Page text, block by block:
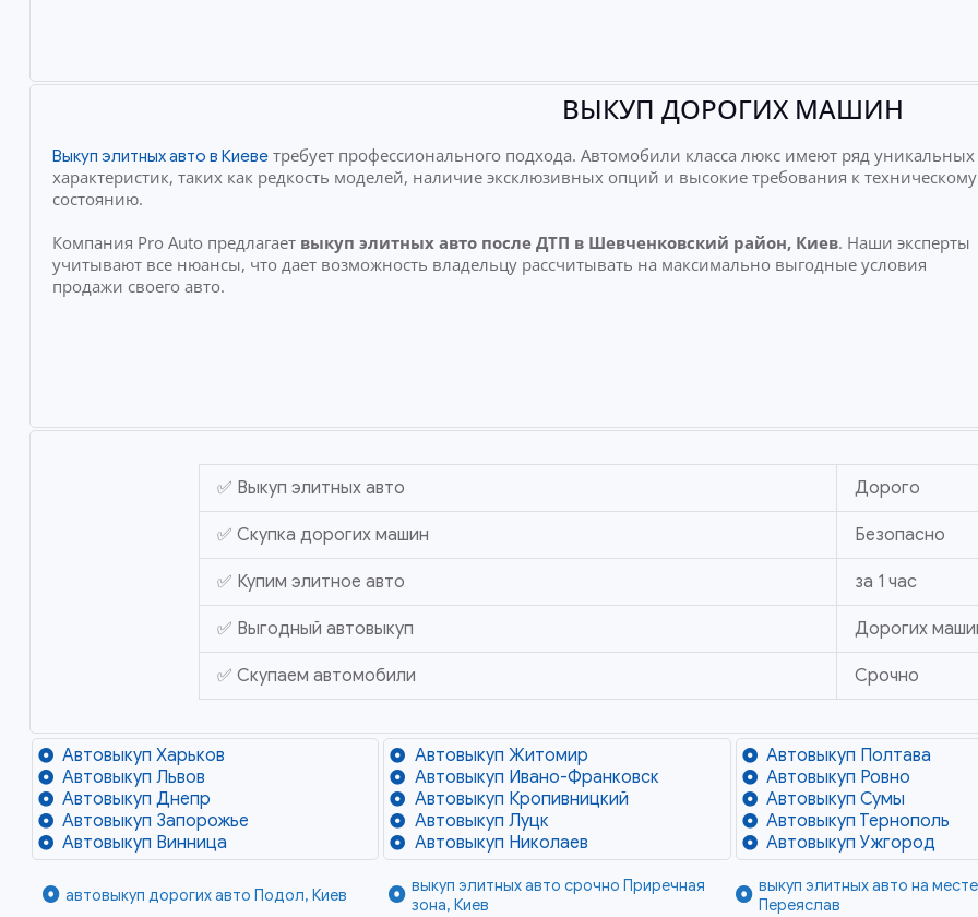
ВЫКУП ДОРОГИХ МАШИН
Выкуп элитных авто в Киеветребует профессионального подхода. Автомобили класса люкс имеют ряд уникальных
характеристик, таких как редкость моделей, наличие эксклюзивных опций и высокие требования к техническому
состоянию.
Компания Pro Auto предлагает выкуп элитных авто после ДТП в Шевченковский район, Киев. Наши эксперты
учитывают все нюансы, что дает возможность владельцу рассчитывать на максимально выгодные условия
продажи своего авто.
✅ Выкуп элитных авто Дорого
✅ Скупка дорогих машин Безопасно
✅ Купим элитное авто за 1 час
✅ Выгодный автовыкуп Дорогих
✅ Скупаем автомобили Срочно
Автовыкуп Харьков
Автовыкуп Львов
Автовыкуп Днепр
Автовыкуп Запорожье
Автовыкуп Винница
Автовыкуп Житомир
Автовыкуп Ивано-Франковск
Автовыкуп Кропивницкий
Автовыкуп Луцк
Автовыкуп Николаев
Автовыкуп Полтава
Автовыкуп Ровно
Автовыкуп Сумы
Автовыкуп Тернополь
Автовыкуп Ужгород
автовыкуп дорогих авто Подол, Киев
выкуп элитных авто срочно Приречная
зона, Киев
выкуп элитных авто на
Переяслав